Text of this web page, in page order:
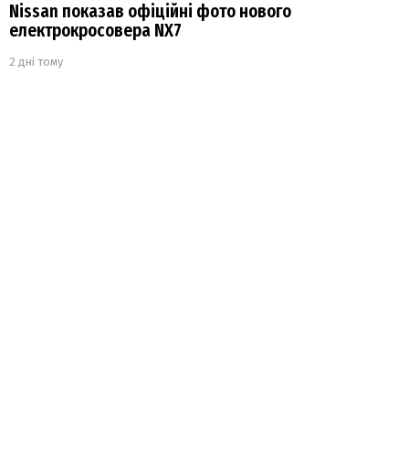
Nissan показав офіційні фото нового
електрокросовера NX7
2 дні тому